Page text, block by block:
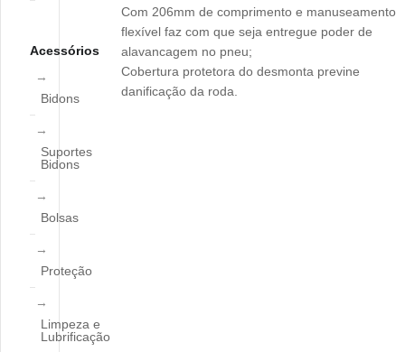
Com 206mm de comprimento e manuseamento
flexível faz com que seja entregue poder de
alavancagem no pneu;
Cobertura protetora do desmonta previne
danificação da roda.
Acessórios
Bidons
Suportes
Bidons
Bolsas
Proteção
Limpeza e
Lubrificação